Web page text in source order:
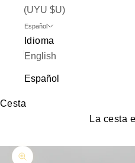
(UYU $U)
Español
Idioma
English
Español
Cesta
La cesta